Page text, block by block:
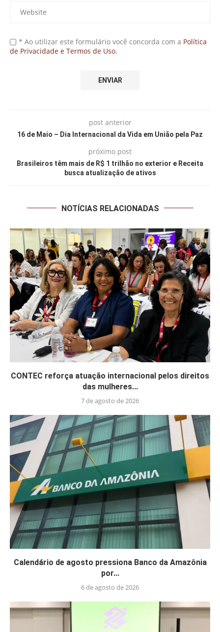
* Ao utilizar este formulário você concorda com a Política
de Privacidade e Termos de Uso.
post anterior
16 de Maio – Dia Internacional da Vida em União pela Paz
próximo post
Brasileiros têm mais de R$ 1 trilhão no exterior e Receita
busca atualização de ativos
NOTÍCIAS RELACIONADAS
CONTEC reforça atuação internacional pelos direitos
das mulheres...
7 de agosto de 2026
Calendário de agosto pressiona Banco da Amazônia
por...
6 de agosto de 2026